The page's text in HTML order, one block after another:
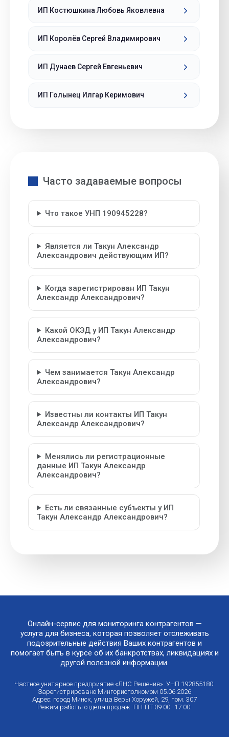
ИП Костюшкина Любовь Яковлевна
ИП Королёв Сергей Владимирович
ИП Дунаев Сергей Евгеньевич
ИП Голынец Илгар Керимович
Часто задаваемые вопросы
Что такое УНП 190945228?
Является ли Такун Александр
Александрович действующим ИП?
Когда зарегистрирован ИП Такун
Александр Александрович?
Какой ОКЭД у ИП Такун Александр
Александрович?
Чем занимается Такун Александр
Александрович?
Известны ли контакты ИП Такун
Александр Александрович?
Менялись ли регистрационные
данные ИП Такун Александр
Александрович?
Есть ли связанные субъекты у ИП
Такун Александр Александрович?
Онлайн-сервис для мониторинга контрагентов —
услуга для бизнеса, которая позволяет отслеживать
подозрительные действия Ваших контрагентов и
помогает быть в курсе об их банкротствах, ликвидациях и
другой полезной информации.
Частное унитарное предприятие «ЛНС Решения». УНП 192855180.
Зарегистрировано Мингорисполкомом 05.06.2026
Адрес: город Минск, улица Веры Хоружей, 29, пом. 307
Режим работы отдела продаж: ПН-ПТ 09:00–17:00.